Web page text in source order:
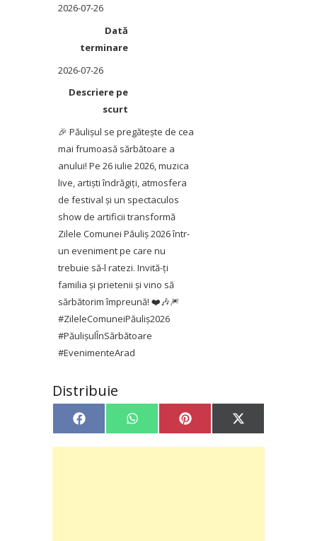
2026-07-26
Dată
terminare
2026-07-26
Descriere pe
scurt
🎉 Păulișul se pregătește de cea
mai frumoasă sărbătoare a
anului! Pe 26 iulie 2026, muzica
live, artiști îndrăgiți, atmosfera
de festival și un spectaculos
show de artificii transformă
Zilele Comunei Păuliș 2026 într-
un eveniment pe care nu
trebuie să-l ratezi. Invită-ți
familia și prietenii și vino să
sărbătorim împreună! ❤️🎶🎆
#ZileleComuneiPăuliș2026
#PăulișulÎnSărbătoare
#EvenimenteArad
Distribuie
Share
on
FacebookShare
on
WhatsAppShare
on
Pinterest Share
on
X
(Twitter)